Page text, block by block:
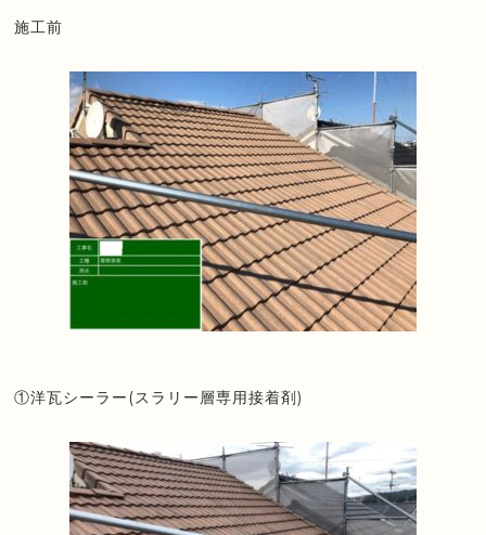
施工前
①洋瓦シーラー(スラリー層専用接着剤)